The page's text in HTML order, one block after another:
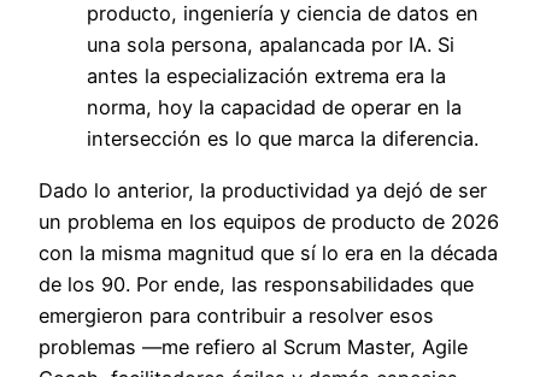
producto, ingeniería y ciencia de datos en
una sola persona, apalancada por IA. Si
antes la especialización extrema era la
norma, hoy la capacidad de operar en la
intersección es lo que marca la diferencia.
Dado lo anterior, la productividad ya dejó de ser
un problema en los equipos de producto de 2026
con la misma magnitud que sí lo era en la década
de los 90. Por ende, las responsabilidades que
emergieron para contribuir a resolver esos
problemas —me refiero al Scrum Master, Agile